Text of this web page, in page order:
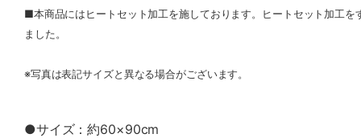
■本商品にはヒートセット加工を施しております。ヒートセット加工
ました。
※写真は表記サイズと異なる場合がございます。
●サイズ：約60×90cm